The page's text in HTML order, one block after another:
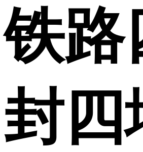
铁路
封四